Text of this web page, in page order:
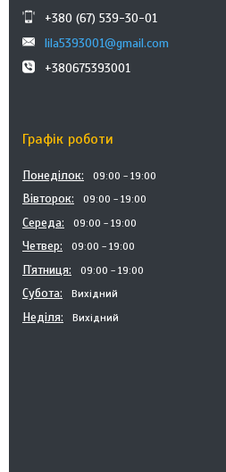
+380 (67) 539-30-01
lila5393001@gmail.com
+380675393001
Графік роботи
Понеділок 09:00 19:00
Вівторок 09:00 19:00
Середа 09:00 19:00
Четвер 09:00 19:00
Пʼятниця 09:00 19:00
Субота Вихідний
Неділя Вихідний